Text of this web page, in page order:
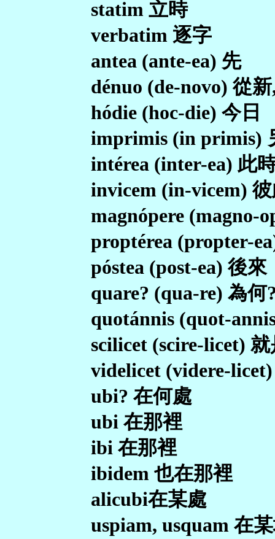
statim 立時
verbatim 逐字
antea (ante-ea) 先
dénuo (de-novo) 從
hódie (hoc-die) 今日
imprimis (in primis)
intérea (inter-ea) 此
invicem (in-vicem)
magnópere (magno-
proptérea (propter-
póstea (post-ea) 後來
quare? (qua-re) 為何
quotánnis (quot-
scilicet (scire-licet) 就
videlicet (videre-
ubi? 在何處
ubi 在那裡
ibi 在那裡
ibidem 也在那裡
alicubi在某處
uspiam, usquam 在